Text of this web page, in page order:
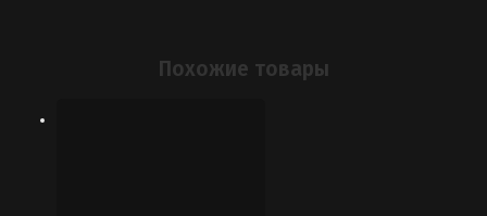
Похожие товары